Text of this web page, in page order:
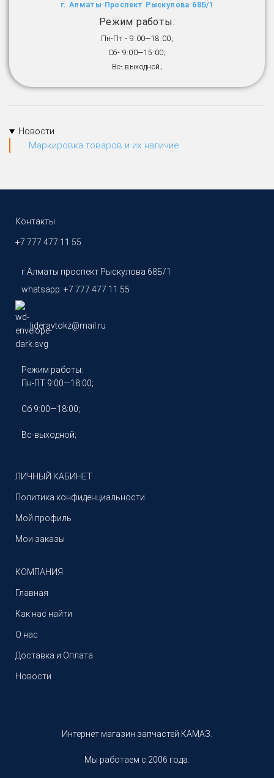
г. Алматы Проспект Рыскулова 68Б/1
Режим работы:
Пн-Пт - 9:00—18:00;
Сб- 9:00—15:00;
Вс- выходной;
Новости
Маркировка товаров и их наличие
Интернет магазин запчастей КАМАЗ.
Мы работаем с 2006 года.
КОМПАНИЯ
Главная
Как нас найти
О нас
Доставка и Оплата
Новости
ЛИЧНЫЙ КАБИНЕТ
Политика конфиденциальности
Мой профиль
Мои заказы
Контакты
+7 777 477 11 55
г.Алматы проспект Рыскулова 68Б/1
whatsapp: +7 777 477 11 55
lideravtokz@mail.ru
Режим работы:
Пн-ПТ 9:00—18:00;
Сб 9:00—18:00;
Вс-выходной;